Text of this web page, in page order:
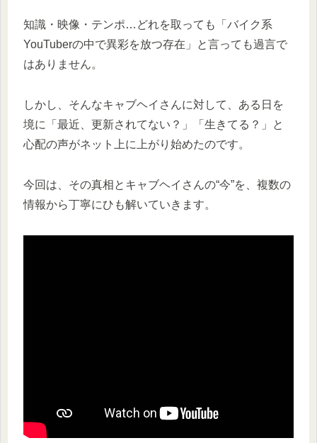
知識・映像・テンポ…どれを取っても「バイク系
YouTuberの中で異彩を放つ存在」と言っても過言で
はありません。
しかし、そんなキャブヘイさんに対して、ある日を
境に「最近、更新されてない？」「生きてる？」と
心配の声がネット上に上がり始めたのです。
今回は、その真相とキャブヘイさんの“今”を、複数の
情報から丁寧にひも解いていきます。